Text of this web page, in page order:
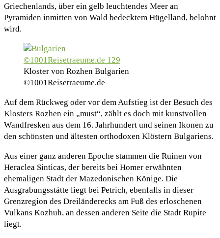
Griechenlands, über ein gelb leuchtendes Meer an
Pyramiden inmitten von Wald bedecktem Hügelland, belohnt
wird.
Kloster von Rozhen Bulgarien
©1001Reisetraeume.de
Auf dem Rückweg oder vor dem Aufstieg ist der Besuch des
Klosters Rozhen ein „must“, zählt es doch mit kunstvollen
Wandfresken aus dem 16. Jahrhundert und seinen Ikonen zu
den schönsten und ältesten orthodoxen Klöstern Bulgariens.
Aus einer ganz anderen Epoche stammen die Ruinen von
Heraclea Sinticas, der bereits bei Homer erwähnten
ehemaligen Stadt der Mazedonischen Könige. Die
Ausgrabungsstätte liegt bei Petrich, ebenfalls in dieser
Grenzregion des Dreiländerecks am Fuß des erloschenen
Vulkans Kozhuh, an dessen anderen Seite die Stadt Rupite
liegt.